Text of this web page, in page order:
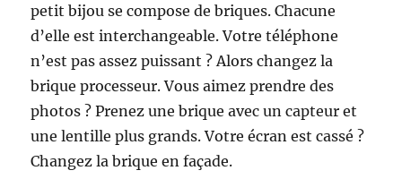
petit bijou se compose de briques. Chacune
d’elle est interchangeable. Votre téléphone
n’est pas assez puissant ? Alors changez la
brique processeur. Vous aimez prendre des
photos ? Prenez une brique avec un capteur et
une lentille plus grands. Votre écran est cassé ?
Changez la brique en façade.